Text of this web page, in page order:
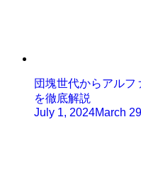
団塊世代からアル
を徹底解説
July 1, 2024March